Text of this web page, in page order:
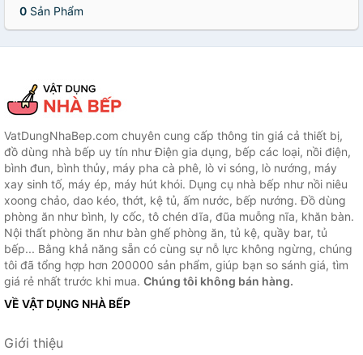
0 Sản Phẩm
VatDungNhaBep.com chuyên cung cấp thông tin giá cả thiết bị,
đồ dùng nhà bếp uy tín như Điện gia dụng, bếp các loại, nồi điện,
bình đun, bình thủy, máy pha cà phê, lò vi sóng, lò nướng, máy
xay sinh tố, máy ép, máy hút khói. Dụng cụ nhà bếp như nồi niêu
xoong chảo, dao kéo, thớt, kệ tủ, ấm nước, bếp nướng. Đồ dùng
phòng ăn như bình, ly cốc, tô chén dĩa, đũa muỗng nĩa, khăn bàn.
Nội thất phòng ăn như bàn ghế phòng ăn, tủ kệ, quầy bar, tủ
bếp... Bằng khả năng sẵn có cùng sự nỗ lực không ngừng, chúng
tôi đã tổng hợp hơn 200000 sản phẩm, giúp bạn so sánh giá, tìm
giá rẻ nhất trước khi mua. Chúng tôi không bán hàng.
VỀ VẬT DỤNG NHÀ BẾP
Giới thiệu